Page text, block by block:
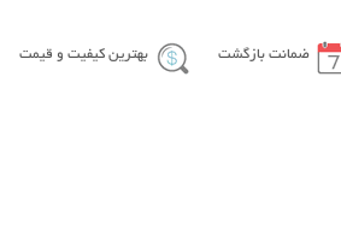
ضمانت بازگشت بهترین کیفیت و قیمت